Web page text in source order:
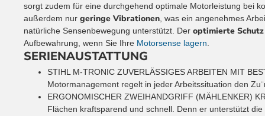
sorgt zudem für eine durchgehend optimale Motorleistung bei
außerdem nur geringe Vibrationen , was ein angenehmes
natürliche Sensenbewegung unterstützt. Der optimierte Schutz
Aufbewahrung, wenn Sie Ihre Motorsense lagern
SERIENAUSTATTUNG
STIHL M-TRONIC ZUVERLÄSSIGES ARBEITEN MIT
Motormanagement regelt in jeder Arbeitssituation den
ERGONOMISCHER ZWEIHANDGRIFF (MÄHLENKER)
Flächen kraftsparend und schnell. Denn er unterstützt